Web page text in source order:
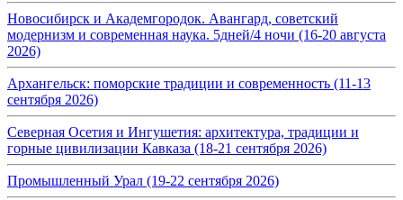
Новосибирск и Академгородок. Авангард, советский
модернизм и современная наука. 5дней/4 ночи (16-20 августа
2026)
Архангельск: поморские традиции и современность (11-13
сентября 2026)
Северная Осетия и Ингушетия: архитектура, традиции и
горные цивилизации Кавказа (18-21 сентября 2026)
Промышленный Урал (19-22 сентября 2026)